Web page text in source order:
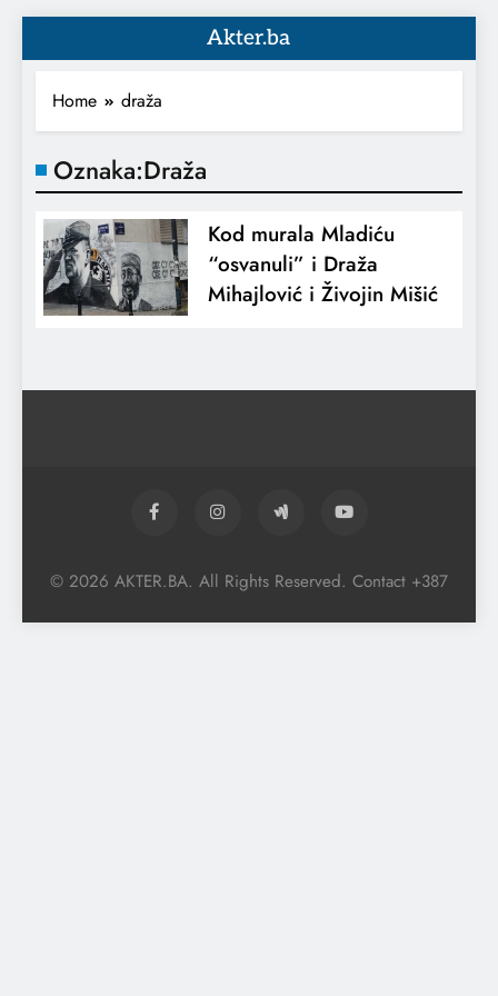
Akter.ba
Home draža
Oznaka:Draža
Kod murala Mladiću
“osvanuli” i Draža
Mihajlović i Živojin Mišić
© 2026 AKTER.BA. All Rights Reserved. Contact +387